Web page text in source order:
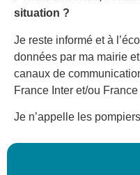
situation ?
Je reste informé et à
données par ma mairie
canaux de
France Inter et/ou France
Je n’appelle les